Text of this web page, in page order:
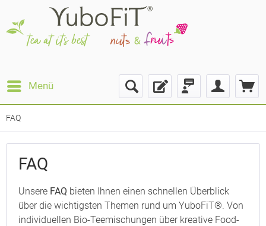
Menü
FAQ
FAQ
Unsere FAQ bieten Ihnen einen schnellen Überblick
über die wichtigsten Themen rund um YuboFiT®. Von
individuellen Bio-Teemischungen über kreative Food-